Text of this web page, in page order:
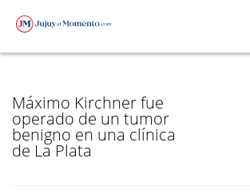
MÁXIMO KIRCHNER
Máximo Kirchner fue
operado de un tumor
benigno en una clínica
de La Plata